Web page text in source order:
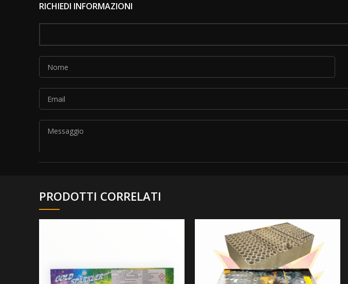
RICHIEDI INFORMAZIONI
Autorizzo il trattamento dei dati personali secondo le condizioni descritte nella nostra
PRODOTTI CORRELATI